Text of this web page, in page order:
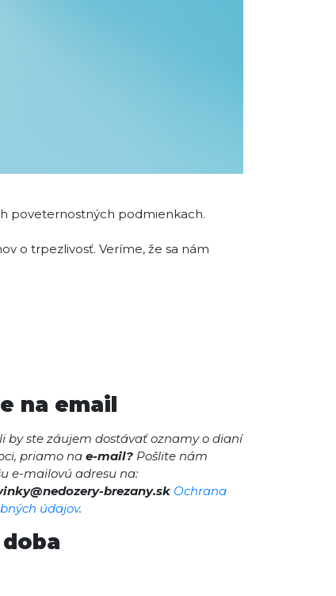
poveternostných podmienkach.
o trpezlivosť. Veríme, že sa nám
na email
by ste záujem dostávať oznamy o dianí
priamo na e-mail? Pošlite nám
e-mailovú adresu na:
brezany.sk Ochrana
údajov.